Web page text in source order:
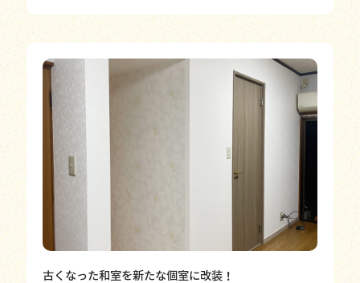
古くなった和室を新たな個室に改装！